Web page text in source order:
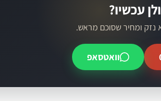
עכשיו?
נזק ומחיר שסוכם מראש.
וואטסאפ